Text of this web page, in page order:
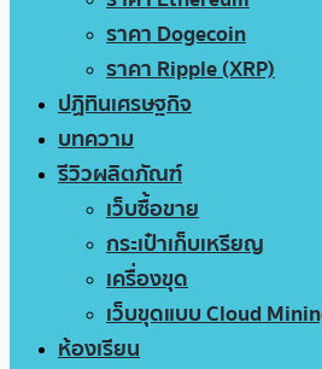
ราคา Dogecoin
ราคา Ripple (XRP)
ปฏิทินเศรษฐกิจ
บทความ
รีวิวผลิตภัณฑ์
เว็บซื้อขาย
กระเป๋าเก็บเหรียญ
เครื่องขุด
เว็บขุดแบบ Cloud
ห้องเรียน